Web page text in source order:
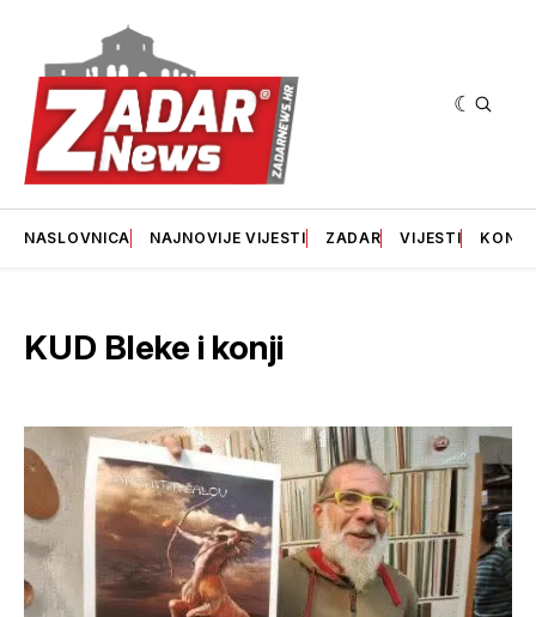
NASLOVNICA NAJNOVIJE VIJESTI ZADAR VIJESTI
KUD Bleke i konji